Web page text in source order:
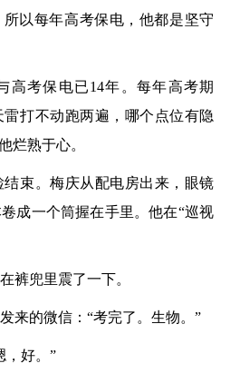
以每年高考保电，他都是坚守
考保电已14年。每年高考期
打不动跑两遍，哪个点位有隐
烂熟于心。
束。梅庆从配电房出来，眼镜
成一个筒握在手里。他在“巡视
兜里震了一下。
的微信：“考完了。生物。”
好。”